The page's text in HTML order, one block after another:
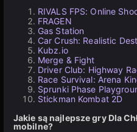
RIVALS FPS: Online
FRAGEN
Gas Station
Car Crush: Realistic
Kubz.io
Merge & Fight
Driver Club: Highway
Race Survival: Arena
Sprunki Phase
Stickman Kombat 2D
Jakie są najlepsze gry Dla
mobilne?